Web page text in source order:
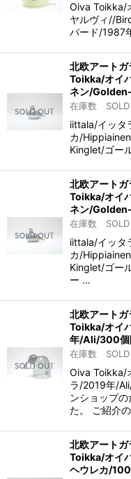
Oiva Toikka/
ヤルヴィ//
バード/1987
北欧アート
Toikka/オイ
ネン/
在庫数 SOLD
iittala/イッタ
カ/
Kinglet/ゴー
北欧アート
Toikka/オイ
ネン/
在庫数 SOLD
iittala/イッタ
カ/
Kinglet/ゴー
ー …
北欧アート
Toikka/オイ
年/Ali/300個
在庫数 SOLD
Oiva Toikka/
ラ/2019年/
ンショップ
た。 ご紹介
北欧アート
Toikka/オイ
ヘウレカ/